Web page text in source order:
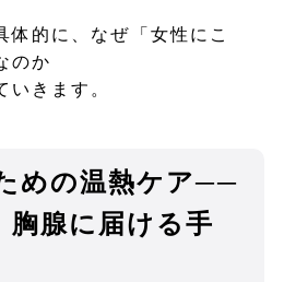
体的に、なぜ「女性にこ
のか
いきます。
めの温熱ケア──
胸腺に届ける手